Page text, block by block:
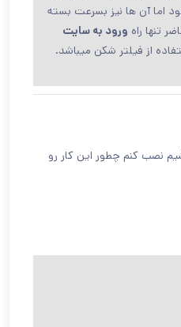
اما آن ها نیز بسرعت بسته
تنها راه ورود به سایت
از فیلتر شکن میباشد.
نصب کنم چطور این کار رو